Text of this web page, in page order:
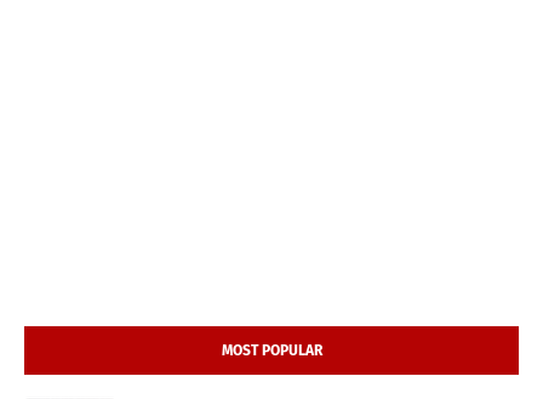
MOST POPULAR